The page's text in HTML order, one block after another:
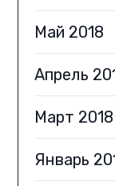
Май 2018
Апрель
Март 2018
Январь